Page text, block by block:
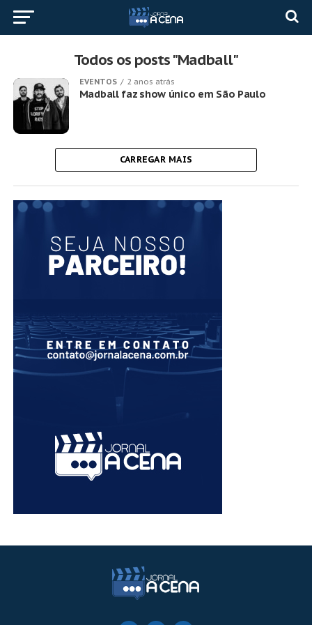
Todos os posts "Madball"
EVENTOS 2 anos atrás
Madball faz show único em São Paulo
CARREGAR MAIS